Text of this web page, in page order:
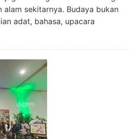
alam sekitarnya. Budaya bukan
adat, bahasa, upacara